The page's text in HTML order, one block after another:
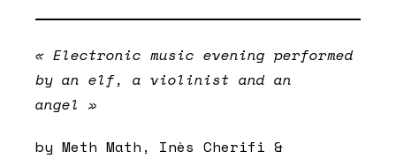
« Electronic music evening performed
by an elf, a violinist and an
angel »
by Meth Math, Inès Cherifi &